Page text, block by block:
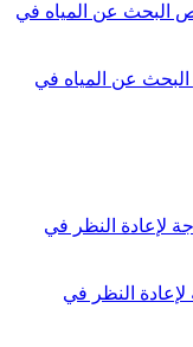
عن المياه في
النظر في